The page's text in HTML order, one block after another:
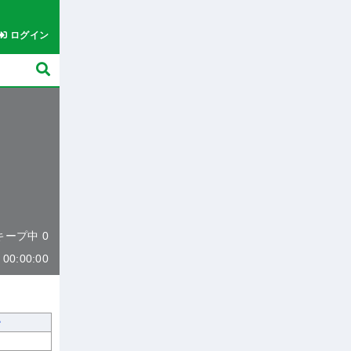
ログイン
ープ中 0
00:00:00